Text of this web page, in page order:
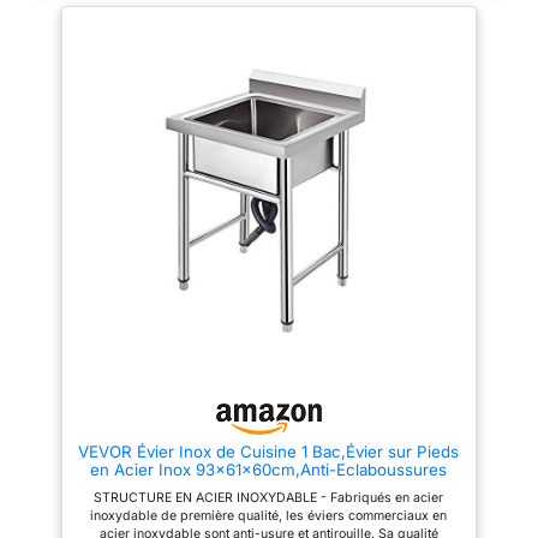
casseroles, des évier de
cuisine de nettoyage et plus
encore! 【Conçu pour charger &
Stabilisation des pieds】: Les
pattes de tube de support
haut niveau signifient que cette
chose peut supporter jusqu'à
220,46 livres, vous pouvez
Les 4 pieds vous permettent de
filtre filtre capte les débris
alimentaires et les déchets, de
sorte que votre drain reste non
bloqué. De plus, le bouchon de
mauvaises de se glisser
lorsque vous ne l'utilisez pas.
pour cacher des pots, des
casseroles, des évier de
cuisine de nettoyage et plus
encore! 【Conçu pour charger &
Stabilisation des pieds】: Les
pattes de tube de support
chose peut supporter jusqu'à
220,46 livres, vous pouvez
donc l'utiliser sans aucun souci.
Les 4 pieds vous permettent de
filtre filtre capte les débris
sorte que votre drain reste non
bloqué. De plus, le bouchon de
mauvaises de se glisser
lorsque vous ne l'utilisez pas.
VEVOR Évier Inox de Cuisine 1 Bac,Évier sur Pieds
en Acier Inox 93x61x60cm,Anti-Eclaboussures
Cuisine de Restaurants,Salle de
Bain,Garages,Entrepôts
STRUCTURE EN ACIER INOXYDABLE - Fabriqués en acier
inoxydable de première qualité, les éviers commerciaux en
acier inoxydable sont anti-usure et antirouille. Sa qualité